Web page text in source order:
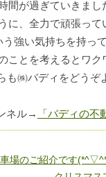
間が過ぎていきま
に、全力で頑張って
う強い気持ちを持っ
ことを考えるとワク
㈱バディをどうぞ
ネル→
「バディの不
場のご紹介です